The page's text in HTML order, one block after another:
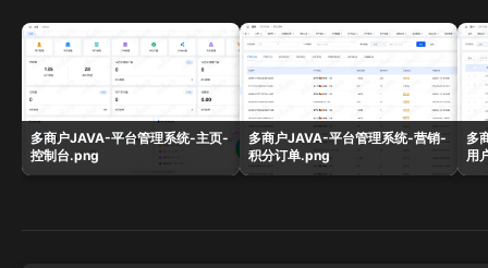
多商户JAVA-平台管理系统-主页-
控制台.png
多商户JAVA-平台管理系统-营销-
积分订单.png
多
用